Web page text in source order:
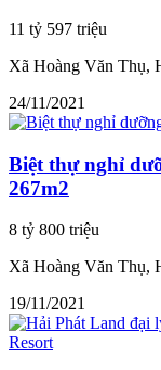
11 tỷ 597 triệu
Xã Hoàng Văn Thụ,
24/11/2021
Biệt thự nghỉ
267m2
8 tỷ 800 triệu
Xã Hoàng Văn Thụ,
19/11/2021